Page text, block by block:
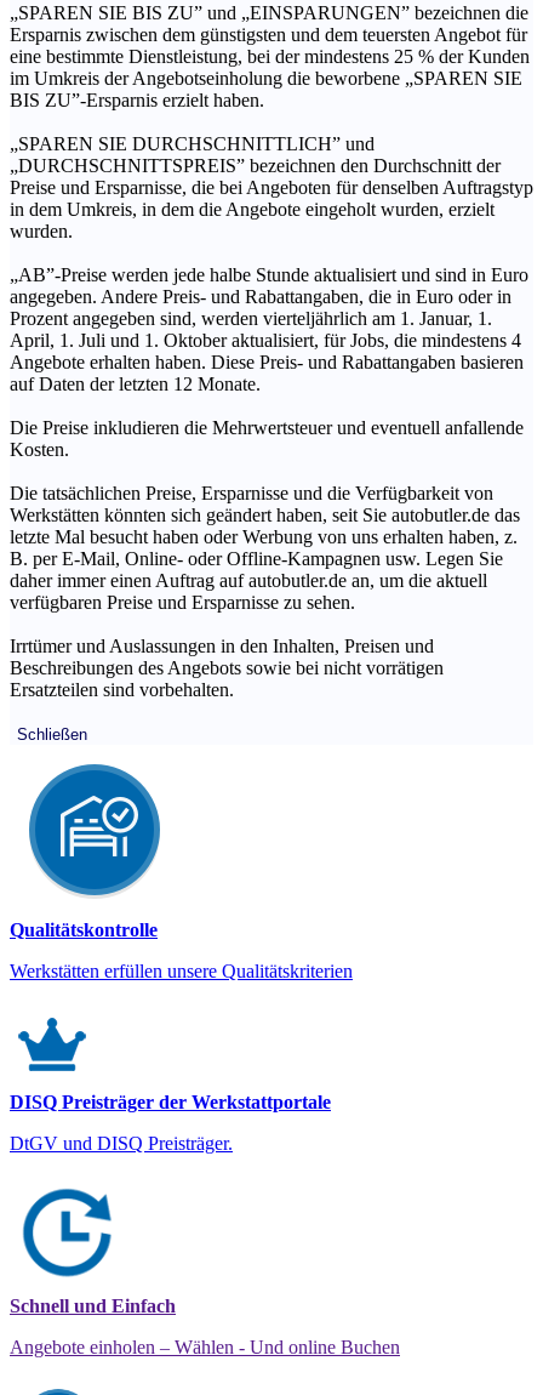
„SPAREN SIE BIS ZU” und „EINSPARUNGEN” bezeichnen die
Ersparnis zwischen dem günstigsten und dem teuersten Angebot für
eine bestimmte Dienstleistung, bei der mindestens 25 % der Kunden
im Umkreis der Angebotseinholung die beworbene „SPAREN SIE
BIS ZU”-Ersparnis erzielt haben.
„SPAREN SIE DURCHSCHNITTLICH” und
„DURCHSCHNITTSPREIS” bezeichnen den Durchschnitt der
Preise und Ersparnisse, die bei Angeboten für denselben Auftragstyp
in dem Umkreis, in dem die Angebote eingeholt wurden, erzielt
wurden.
„AB”-Preise werden jede halbe Stunde aktualisiert und sind in Euro
angegeben. Andere Preis- und Rabattangaben, die in Euro oder in
Prozent angegeben sind, werden vierteljährlich am 1. Januar, 1.
April, 1. Juli und 1. Oktober aktualisiert, für Jobs, die mindestens 4
Angebote erhalten haben. Diese Preis- und Rabattangaben basieren
auf Daten der letzten 12 Monate.
Die Preise inkludieren die Mehrwertsteuer und eventuell anfallende
Kosten.
Die tatsächlichen Preise, Ersparnisse und die Verfügbarkeit von
Werkstätten könnten sich geändert haben, seit Sie autobutler.de das
letzte Mal besucht haben oder Werbung von uns erhalten haben, z.
B. per E-Mail, Online- oder Offline-Kampagnen usw. Legen Sie
daher immer einen Auftrag auf autobutler.de an, um die aktuell
verfügbaren Preise und Ersparnisse zu sehen.
Irrtümer und Auslassungen in den Inhalten, Preisen und
Beschreibungen des Angebots sowie bei nicht vorrätigen
Ersatzteilen sind vorbehalten.
Schließen
Qualitätskontrolle
Werkstätten erfüllen unsere Qualitätskriterien
DISQ Preisträger der Werkstattportale
DtGV und DISQ Preisträger.
Schnell und Einfach
Angebote einholen – Wählen - Und online Buchen